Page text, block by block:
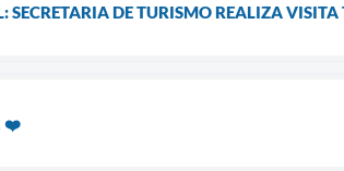
DE TURISMO REALIZA
❤️